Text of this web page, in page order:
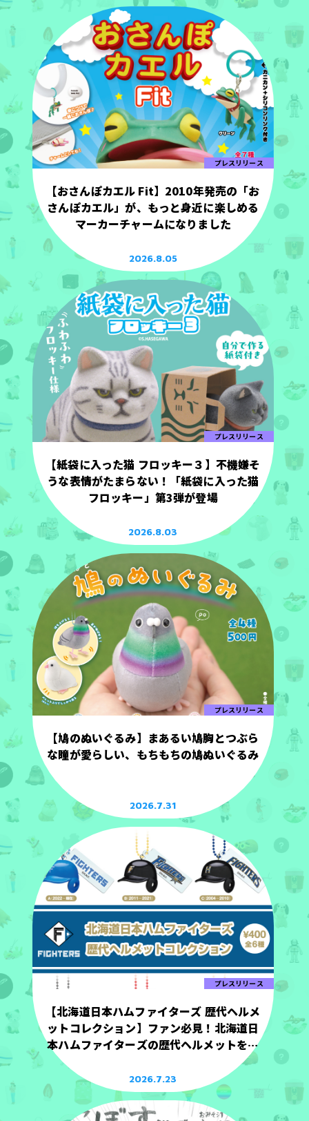
プレスリリース
【おさんぽカエル Fit】2010年発売の「お
さんぽカエル」が、もっと身近に楽しめる
マーカーチャームになりました
2026.8.05
プレスリリース
【紙袋に入った猫 フロッキー３】不機嫌そ
うな表情がたまらない！「紙袋に入った猫
フロッキー」第3弾が登場
2026.8.03
プレスリリース
【鳩のぬいぐるみ】まあるい鳩胸とつぶら
な瞳が愛らしい、もちもちの鳩ぬいぐるみ
2026.7.31
プレスリリース
【北海道日本ハムファイターズ 歴代ヘルメ
ットコレクション】ファン必見！北海道日
本ハムファイターズの歴代ヘルメットを手
2026.7.23